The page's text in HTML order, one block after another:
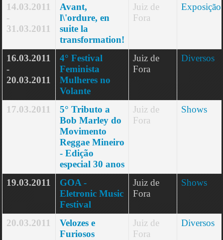
14.03.2011
-
31.03.2011
Avant,
l\'ordure, en
suite la
transformation!
Juiz de
Fora
Exposição
16.03.2011
-
20.03.2011
4° Festival
Feminista
Mulheres no
Volante
Juiz de
Fora
Diversos
17.03.2011
5° Tributo a
Bob Marley do
Movimento
Reggae Mineiro
- Edição
especial 30 anos
Juiz de
Fora
Shows
19.03.2011
GOA -
Eletronic Music
Festival
Juiz de
Fora
Shows
20.03.2011
Velozes e
Furiosos
Juiz de
Fora
Diversos